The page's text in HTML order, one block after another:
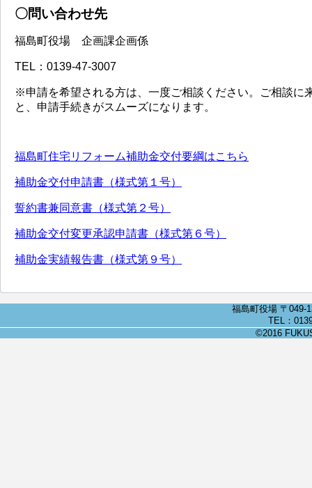
〇問い合わせ先
福島町役場 企画課企画係
TEL：0139-47-3007
※申請を希望される方は、一度ご相談ください。ご相談に
と、申請手続きがスムーズになります。
福島町住宅リフォーム補助金交付要綱はこちら
補助金交付申請書（様式第１号）
誓約書兼同意書（様式第２号）
補助金交付変更承認申請書（様式第６号）
補助金実績報告書（様式第９号）
福島町役場 〒049-
TEL：
©2016